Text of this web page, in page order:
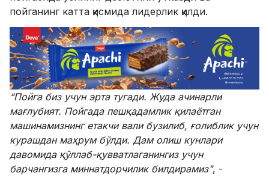
пойганинг катта қисмида лидерлик қилди.
“Пойга биз учун эрта тугади. Жуда ачинарли
мағлубият. Пойгада пешқадамлик қилаётган
машинамизнинг етакчи вали бузилиб, ғолиблик учун
курашдан маҳрум бўлди. Дам олиш кунлари
давомида қўллаб-қувватлаганингиз учун
барчангизга миннатдорчилик билдирамиз", -